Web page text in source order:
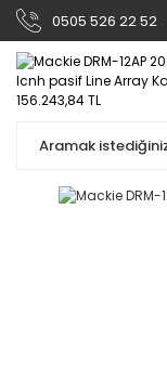
0505 526 22 52